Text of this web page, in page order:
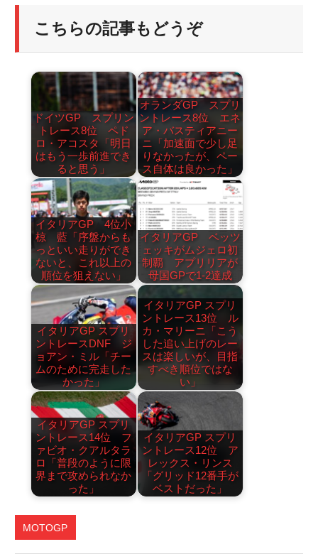
こちらの記事もどうぞ
ドイツGP スプリン
トレース8位 ペド
ロ・アコスタ「明日
はもう一歩前進でき
ると思う」
オランダGP スプリ
ントレース8位 エネ
ア・バスティアニー
ニ「加速面で少し足
りなかったが、ペー
ス自体は良かった」
イタリアGP 4位小
椋 藍「序盤からも
っといい走りができ
ないと、これ以上の
順位を狙えない」
イタリアGP ベッツ
ェッキがムジェロ初
制覇 アプリリアが
母国GPで1-2達成
イタリアGP スプリ
ントレースDNF ジ
ョアン・ミル「チー
ムのために完走した
かった」
イタリアGP スプリ
ントレース13位 ル
カ・マリーニ「こう
した追い上げのレー
スは楽しいが、目指
すべき順位ではな
い」
イタリアGP スプリ
ントレース14位 フ
ァビオ・クアルタラ
ロ「普段のように限
界まで攻められなか
った」
イタリアGP スプリ
ントレース12位 ア
レックス・リンス
「グリッド12番手が
ベストだった」
MOTOGP